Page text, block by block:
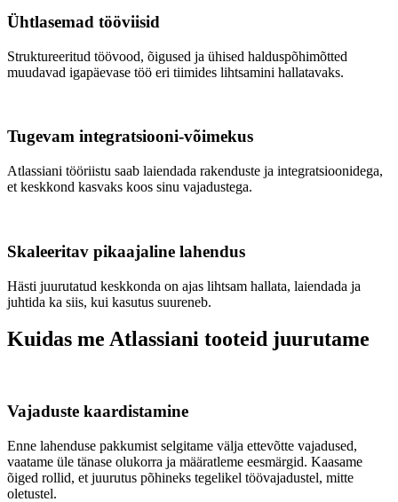
Ühtlasemad tööviisid
Struktureeritud töövood, õigused ja ühised halduspõhimõtted
muudavad igapäevase töö eri tiimides lihtsamini hallatavaks.
Tugevam integratsiooni-võimekus
Atlassiani tööriistu saab laiendada rakenduste ja integratsioonidega,
et keskkond kasvaks koos sinu vajadustega.
Skaleeritav pikaajaline lahendus
Hästi juurutatud keskkonda on ajas lihtsam hallata, laiendada ja
juhtida ka siis, kui kasutus suureneb.
Kuidas me Atlassiani tooteid juurutame
Vajaduste kaardistamine
Enne lahenduse pakkumist selgitame välja ettevõtte vajadused,
vaatame üle tänase olukorra ja määratleme eesmärgid. Kaasame
õiged rollid, et juurutus põhineks tegelikel töövajadustel, mitte
oletustel.